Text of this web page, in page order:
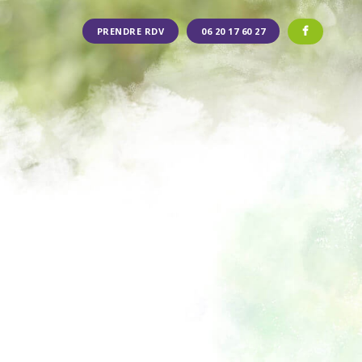
PRENDRE RDV 06 20 17 60 27